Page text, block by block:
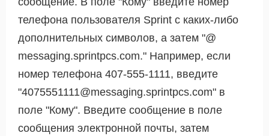
телефона пользователя Sprint с каких-либо
дополнительных символов, а затем "@
messaging.sprintpcs.com." Например, если
номер телефона 407-555-1111, введите
"4075551111@messaging.sprintpcs.com" в
поле "Кому". Введите сообщение в поле
сообщения электронной почты, затем